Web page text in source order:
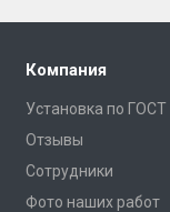
Компания
Установка по ГОСТ
Отзывы
Сотрудники
Фото наших работ